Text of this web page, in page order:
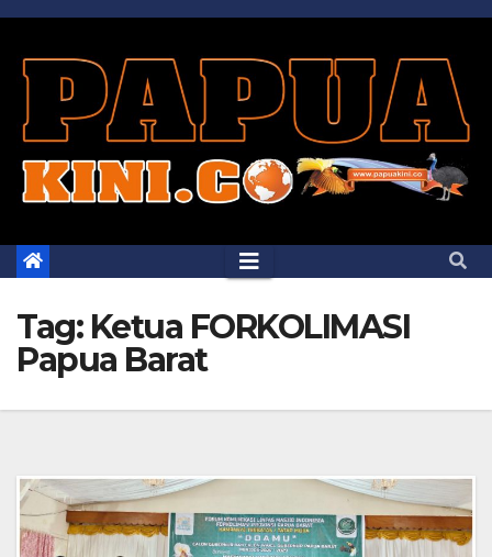
Skip
content
Tag: Ketua FORKOLIMASI
Papua Barat